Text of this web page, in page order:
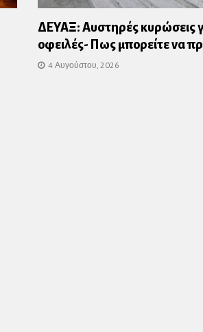
ΔΕΥΑΞ: Αυστηρές κυρώσεις
οφειλές- Πως μπορείτε να
4 Αυγούστου, 2026